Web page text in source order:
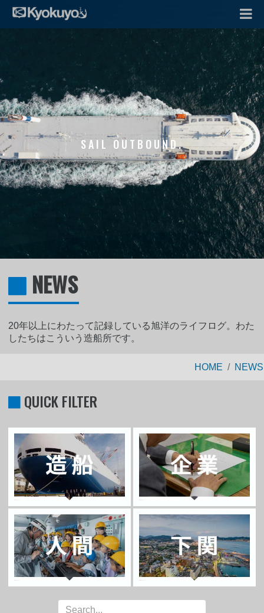
SAIL OUTBOUND.
NEWS
20年以上にわたって記録している旭洋のライフログ。わた
したちはこういう造船所です。
HOME NEWS
QUICK FILTER